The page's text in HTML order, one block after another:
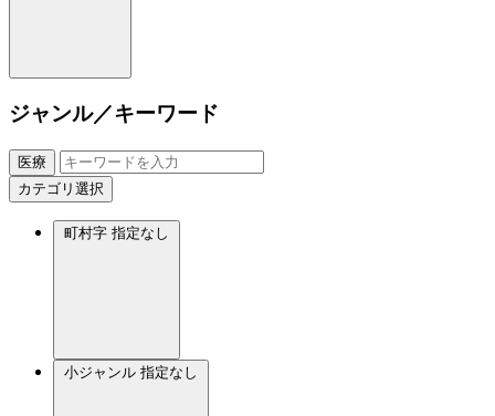
ジャンル／キーワード
医療
カテゴリ選択
町村字 指定なし
小ジャンル 指定なし